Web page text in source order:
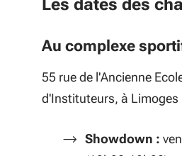
Les dates des
Au complexe
55 rue de l'Ancienne
d'Instituteurs, à Limoges
Showdown :